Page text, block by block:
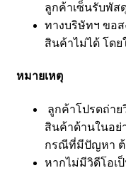
ลูกค้าเซ็นรับพัส
ทางบริษัทฯ ขอ
สินค้าไม่ได้ โด
หมายเหตุ
ลูกค้าโปรดถ่า
สินค้าด้านในอย่
กรณีที่มีปัญหา ต้
หากไม่มีวิดีโอเ